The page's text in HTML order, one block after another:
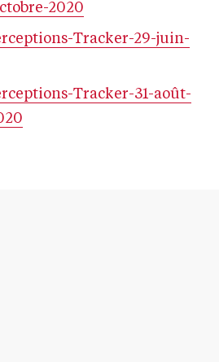
2020
Tracker-29-juin-
Tracker-31-août-